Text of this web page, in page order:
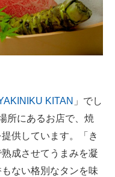
KITAN 」でし
所にあるお店で、焼
供しています。「き
成させてうまみを凝
ない格別なタンを味